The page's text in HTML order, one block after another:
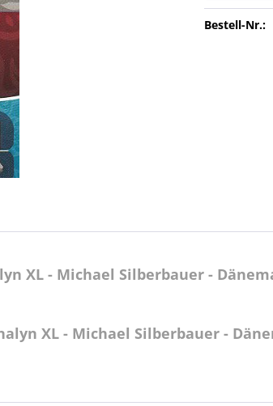
Bestell-Nr.:
XL - Michael Silberbauer -
XL - Michael Silberbauer -